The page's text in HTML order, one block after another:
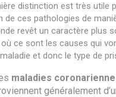
distinction est très utile
de ces pathologies de
revêt un caractère plus
ce sont les causes qui
et donc le type de
maladies
généralement